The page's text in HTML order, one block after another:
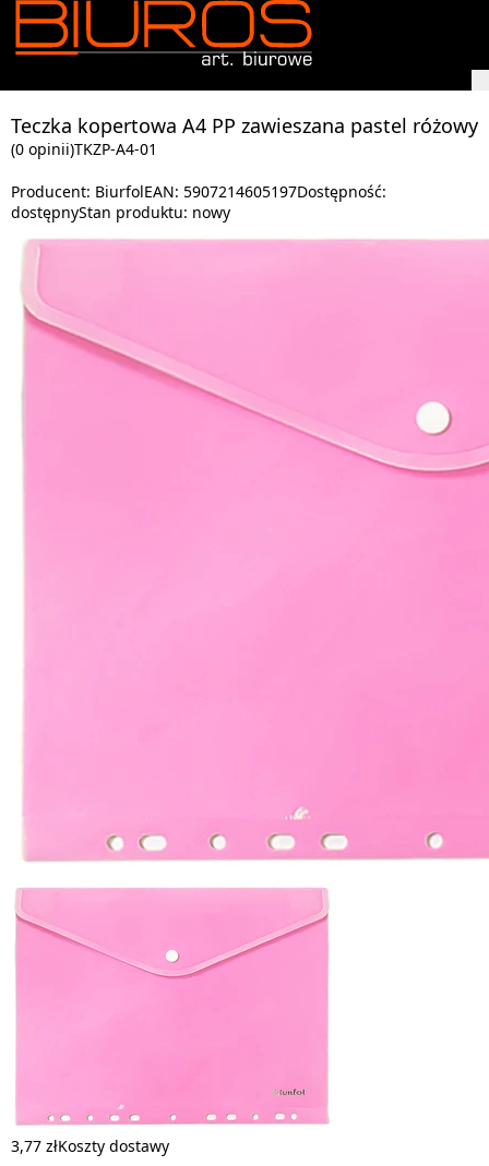
Teczka kopertowa A4 PP zawieszana pastel różowy
(0 opinii)TKZP-A4-01
Producent: BiurfolEAN: 5907214605197Dostępność:
dostępnyStan produktu: nowy
3,77 złKoszty dostawy